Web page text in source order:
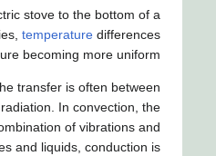
stove to the bottom of a
temperature differences
becoming more uniform.
the transfer is often between
In convection, the
of vibrations and
and liquids, conduction is